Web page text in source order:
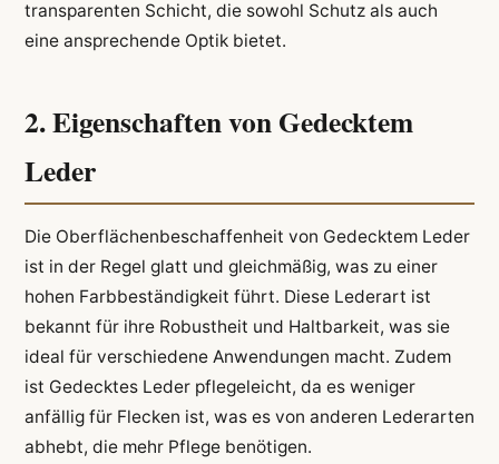
transparenten Schicht, die sowohl Schutz als auch
eine ansprechende Optik bietet.
2. Eigenschaften von Gedecktem
Leder
Die Oberflächenbeschaffenheit von Gedecktem Leder
ist in der Regel glatt und gleichmäßig, was zu einer
hohen Farbbeständigkeit führt. Diese Lederart ist
bekannt für ihre Robustheit und Haltbarkeit, was sie
ideal für verschiedene Anwendungen macht. Zudem
ist Gedecktes Leder pflegeleicht, da es weniger
anfällig für Flecken ist, was es von anderen Lederarten
abhebt, die mehr Pflege benötigen.